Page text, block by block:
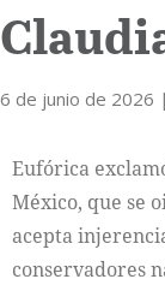
6 de junio de 2026
Eufórica
México, que se
acepta
conservadores